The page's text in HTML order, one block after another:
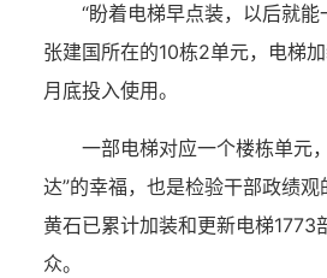
“盼着电梯早点装，以后就能
张建国所在的10栋2单元，电梯
月底投入使用。
一部电梯对应一个楼栋单元
达”的幸福，也是检验干部政绩观
黄石已累计加装和更新电梯1773
众。